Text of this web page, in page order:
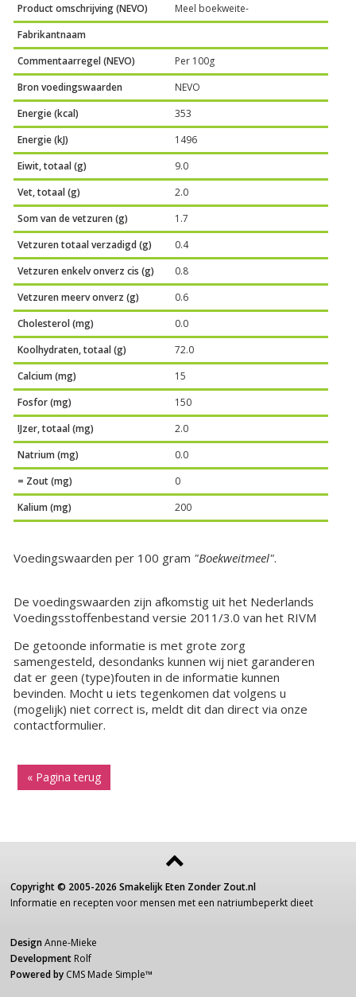
Product omschrijving (NEVO)
Meel boekweite-
Fabrikantnaam
Commentaarregel (NEVO)
Per 100g
Bron voedingswaarden
NEVO
Energie (kcal)
353
Energie (kJ)
1496
Eiwit, totaal (g)
9.0
Vet, totaal (g)
2.0
Som van de vetzuren (g)
1.7
Vetzuren totaal verzadigd (g)
0.4
Vetzuren enkelv onverz cis (g)
0.8
Vetzuren meerv onverz (g)
0.6
Cholesterol (mg)
0.0
Koolhydraten, totaal (g)
72.0
Calcium (mg)
15
Fosfor (mg)
150
IJzer, totaal (mg)
2.0
Natrium (mg)
0.0
= Zout (mg)
0
Kalium (mg)
200
Voedingswaarden per 100 gram "Boekweitmeel".
De voedingswaarden zijn afkomstig uit het Nederlands
Voedingsstoffenbestand versie 2011/3.0 van het RIVM
De getoonde informatie is met grote zorg
samengesteld, desondanks kunnen wij niet garanderen
dat er geen (type)fouten in de informatie kunnen
bevinden. Mocht u iets tegenkomen dat volgens u
(mogelijk) niet correct is, meldt dit dan direct via onze
contactformulier.
« Pagina terug
Copyright © 2005-2026 Smakelijk Eten Zonder Zout.nl
Informatie en recepten voor mensen met een natriumbeperkt dieet
Design Anne-Mieke
Development Rolf
Powered by CMS Made Simple™